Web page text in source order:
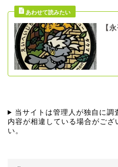
【
当サイトは管理人が独自に調
内容が相違している場合がござ
い。